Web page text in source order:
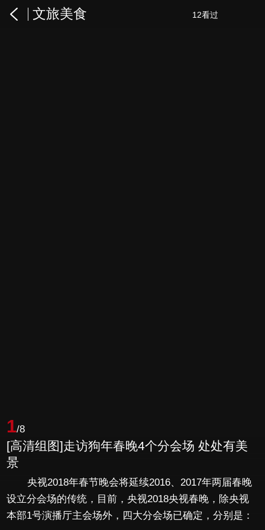
文旅美食 12看过
1/8
[高清组图]走访狗年春晚4个分会场 处处有美
景
央视2018年春节晚会将延续2016、2017年两届春晚
设立分会场的传统，目前，央视2018央视春晚，除央视
本部1号演播厅主会场外，四大分会场已确定，分别是：